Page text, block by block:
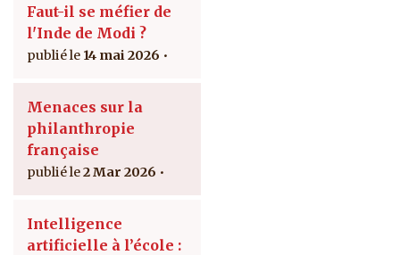
Faut-il se méfier de
l'Inde de Modi ?
14 mai 2026
Menaces sur la
philanthropie
française
2 Mar 2026
Intelligence
artificielle à l’école :